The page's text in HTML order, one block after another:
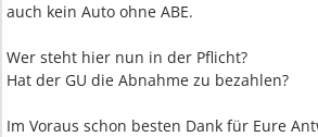
auch kein Auto ohne ABE.
Wer steht hier nun in der Pflicht?
Hat der GU die Abnahme zu bezahlen?
Im Voraus schon besten Dank für Eure